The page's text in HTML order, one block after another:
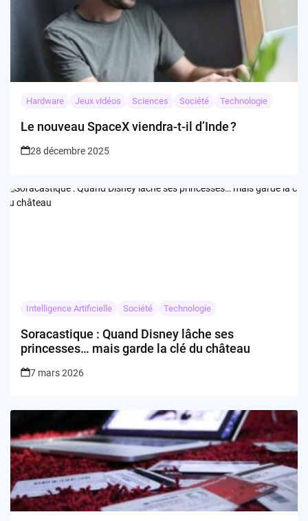
Hardware Jeux vidéos Sciences Société Technologie
Le nouveau SpaceX viendra-t-il d’Inde ?
28 décembre 2025
Intelligence Artificielle Société Technologie
Soracastique : Quand Disney lâche ses
princesses… mais garde la clé du château
7 mars 2026